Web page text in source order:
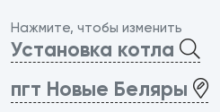
Нажмите, чтобы изменить
Установка котла
пгт Новые Беляры